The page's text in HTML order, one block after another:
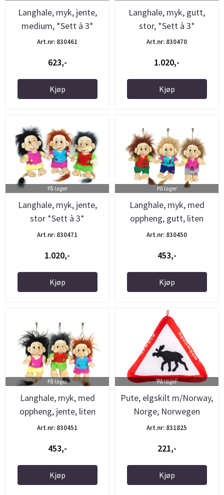
Langhale, myk, jente,
medium, *Sett à 3*
Art.nr: 830461
623,-
Kjøp
Langhale, myk, gutt,
stor, *Sett à 3*
Art.nr: 830470
1.020,-
Kjøp
På lager
Langhale, myk, jente,
stor *Sett à 3*
Art.nr: 830471
1.020,-
Kjøp
På lager
Langhale, myk, med
oppheng, gutt, liten
*Sett à ...
Art.nr: 830450
453,-
Kjøp
På lager
Langhale, myk, med
oppheng, jente, liten
*Sett à ...
Art.nr: 830451
453,-
Kjøp
På lager
Pute, elgskilt m/Norway,
Norge, Norwegen
Art.nr: 831825
221,-
Kjøp